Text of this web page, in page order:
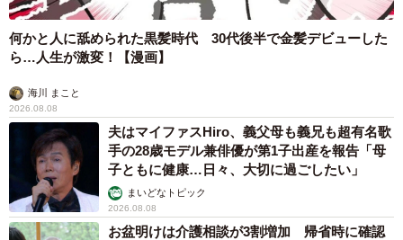
運動の頻度（提供画像）
何かと人に舐められた黒髪時代 30代後半で金髪デビューした
ら…人生が激変！【漫画】
海川 まこと
2026.08.08
夫はマイファスHiro、義父母も義兄も超有名歌
手の28歳モデル兼俳優が第1子出産を報告「母
子ともに健康…日々、大切に過ごしたい」
まいどなトピック
2026.08.08
お盆明けは介護相談が3割増加 帰省時に確認